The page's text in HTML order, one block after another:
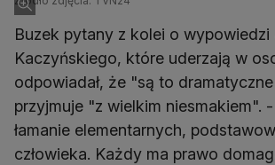
Buzek pytany z kolei o wypowiedzi
Kaczyńskiego, które uderzają w
odpowiadał, że "są to
przyjmuje "z wielkim niesmakiem".
łamanie elementarnych,
człowieka. Każdy ma prawo